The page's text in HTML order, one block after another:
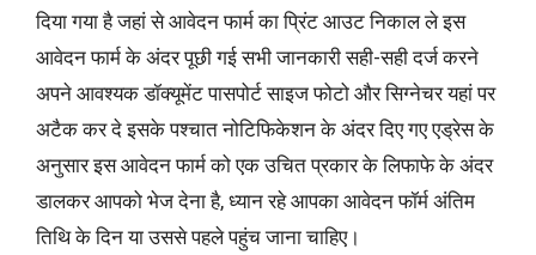
दिया गया है जहां से आवेदन फार्म का प्रिंट आउट निकाल ले इस
आवेदन फार्म के अंदर पूछी गई सभी जानकारी सही-सही दर्ज करने
अपने आवश्यक डॉक्यूमेंट पासपोर्ट साइज फोटो और सिग्नेचर यहां पर
अटैक कर दे इसके पश्चात नोटिफिकेशन के अंदर दिए गए एड्रेस के
अनुसार इस आवेदन फार्म को एक उचित प्रकार के लिफाफे के अंदर
डालकर आपको भेज देना है, ध्यान रहे आपका आवेदन फॉर्म अंतिम
तिथि के दिन या उससे पहले पहुंच जाना चाहिए।